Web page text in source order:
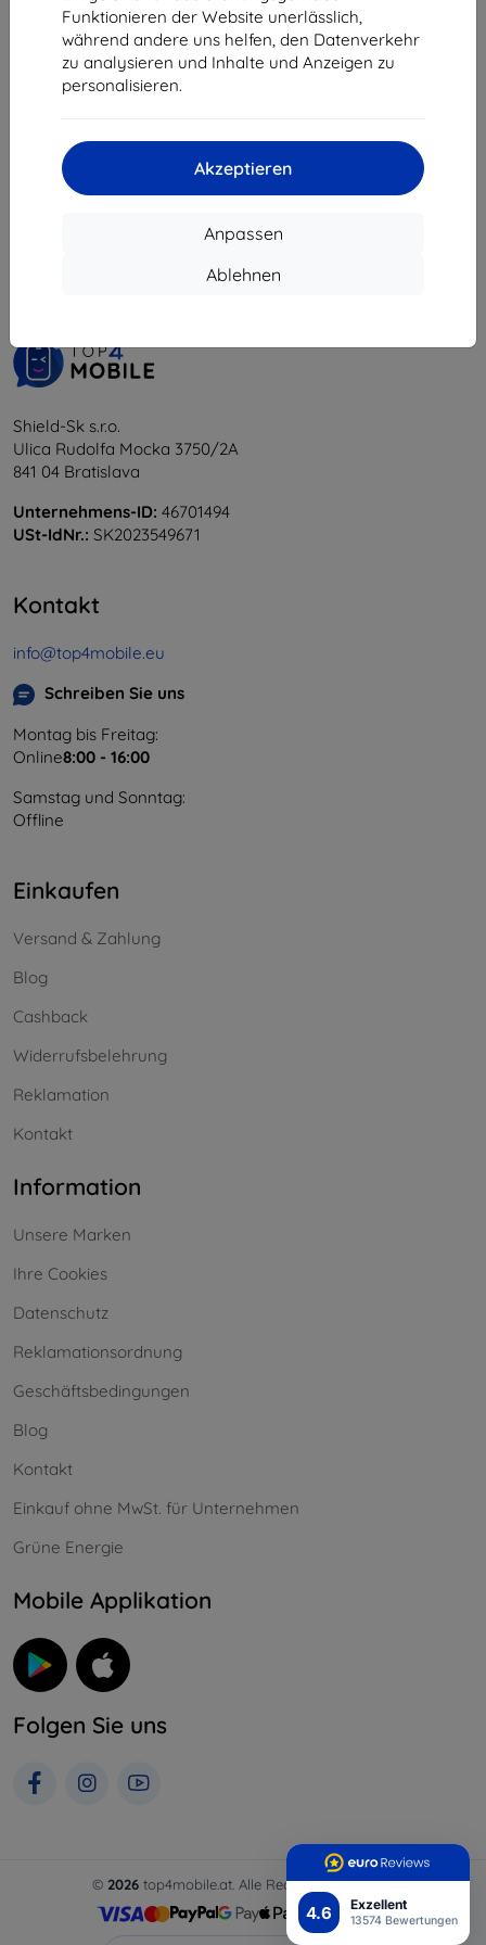
4.6 Exzellent
13574 Bewertungen
Funktionieren der Website unerlässlich,
während andere uns helfen, den Datenverkehr
zu analysieren und Inhalte und Anzeigen zu
personalisieren.
Akzeptieren
Anpassen
Ablehnen
€ 7,10
Auf Lager > 5 Stk.
€ 7,10
Auf Lager > 5 Stk.
vom ganzen6.
Shield-Sk s.r.o.
Ulica Rudolfa Mocka 3750/2A
841 04 Bratislava
Unternehmens-ID: 46701494
USt-IdNr.: SK2023549671
Kontakt
info@top4mobile.eu
Schreiben Sie uns
Montag bis Freitag:
Online8:00 - 16:00
Samstag und Sonntag:
Offline
Einkaufen
Versand & Zahlung
Blog
Cashback
Widerrufsbelehrung
Reklamation
Kontakt
Information
Unsere Marken
Ihre Cookies
Datenschutz
Reklamationsordnung
Geschäftsbedingungen
Blog
Kontakt
Einkauf ohne MwSt. für Unternehmen
Grüne Energie
Mobile Applikation
Folgen Sie uns
© 2026top4mobile.at. Alle Rechte vorbehalten.